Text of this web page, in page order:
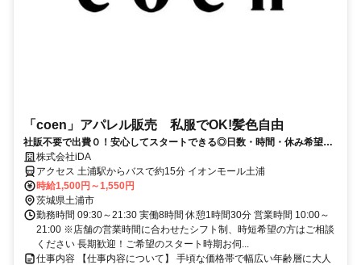
「coen」アパレル販売 私服でOK!髪色自由
社販不要で出費０！安心してスタートできる◎日数・時間・休み希望な
ど幅広く相談OK
株式会社iDA
アクセス 土浦駅からバスで約15分 イオンモール土浦
時給1,500円～1,550円
茨城県土浦市
勤務時間 09:30～21:30 実働8時間 休憩1時間30分 営業時間 10:00～
21:00 ※店舗の営業時間に合わせたシフト制、時短希望の方はご相談
ください 長期歓迎！ご希望のスタート時期お伺...
仕事内容 【仕事内容について】 手頃な価格帯で幅広い年齢層に大人